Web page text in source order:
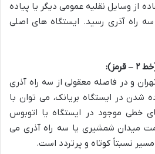
از وسایل نقلیه عمومی دیگر یا پیاده
راه آذری رسید. ایستگاه های اصلی
و در فاصله معقولی از سه راه آذری
شدن در ایستگاه بریانک، می توان با
خطی موجود در ایستگاه یا اتوبوس
میدان شمشیری یا سه راه آذری می
نسبتاً کوتاه و پرتردد است.